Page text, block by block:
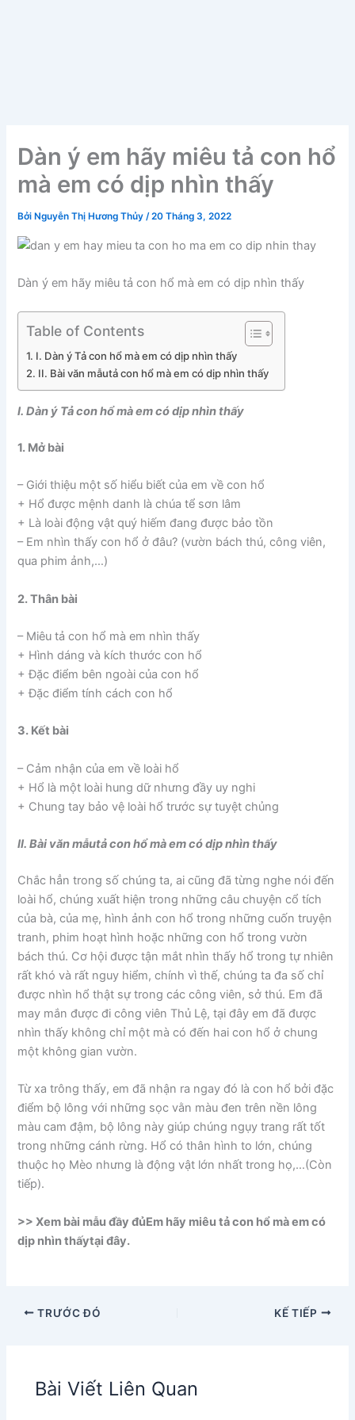
Dàn ý em hãy miêu tả con hổ
mà em có dịp nhìn thấy
Bởi Nguyễn Thị Hương Thủy/20 Tháng 3, 2022
Dàn ý em hãy miêu tả con hổ mà em có dịp nhìn thấy
Table of Contents
I. Dàn ý Tả con hổ mà em có dịp nhìn thấy
II. Bài văn mẫutả con hổ mà em có dịp nhìn thấy
I. Dàn ý Tả con hổ mà em có dịp nhìn thấy
1. Mở bài
– Giới thiệu một số hiểu biết của em về con hổ
+ Hổ được mệnh danh là chúa tể sơn lâm
+ Là loài động vật quý hiếm đang được bảo tồn
– Em nhìn thấy con hổ ở đâu? (vườn bách thú, công viên,
qua phim ảnh,…)
2. Thân bài
– Miêu tả con hổ mà em nhìn thấy
+ Hình dáng và kích thước con hổ
+ Đặc điểm bên ngoài của con hổ
+ Đặc điểm tính cách con hổ
3. Kết bài
– Cảm nhận của em về loài hổ
+ Hổ là một loài hung dữ nhưng đầy uy nghi
+ Chung tay bảo vệ loài hổ trước sự tuyệt chủng
II. Bài văn mẫutả con hổ mà em có dịp nhìn thấy
Chắc hẳn trong số chúng ta, ai cũng đã từng nghe nói đến
loài hổ, chúng xuất hiện trong những câu chuyện cổ tích
của bà, của mẹ, hình ảnh con hổ trong những cuốn truyện
tranh, phim hoạt hình hoặc những con hổ trong vườn
bách thú. Cơ hội được tận mắt nhìn thấy hổ trong tự nhiên
rất khó và rất nguy hiểm, chính vì thế, chúng ta đa số chỉ
được nhìn hổ thật sự trong các công viên, sở thú. Em đã
may mắn được đi công viên Thủ Lệ, tại đây em đã được
nhìn thấy không chỉ một mà có đến hai con hổ ở chung
một không gian vườn.
Từ xa trông thấy, em đã nhận ra ngay đó là con hổ bởi đặc
điểm bộ lông với những sọc vằn màu đen trên nền lông
màu cam đậm, bộ lông này giúp chúng ngụy trang rất tốt
trong những cánh rừng. Hổ có thân hình to lớn, chúng
thuộc họ Mèo nhưng là động vật lớn nhất trong họ,…(Còn
tiếp).
>> Xem bài mẫu đầy đủEm hãy miêu tả con hổ mà em có
dịp nhìn thấytại đây.
TRƯỚC ĐÓ KẾ TIẾP
Bài Viết Liên Quan